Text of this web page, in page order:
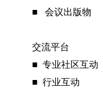
■ 会议出版物
交流平台
■ 专业社区互动
■ 行业互动